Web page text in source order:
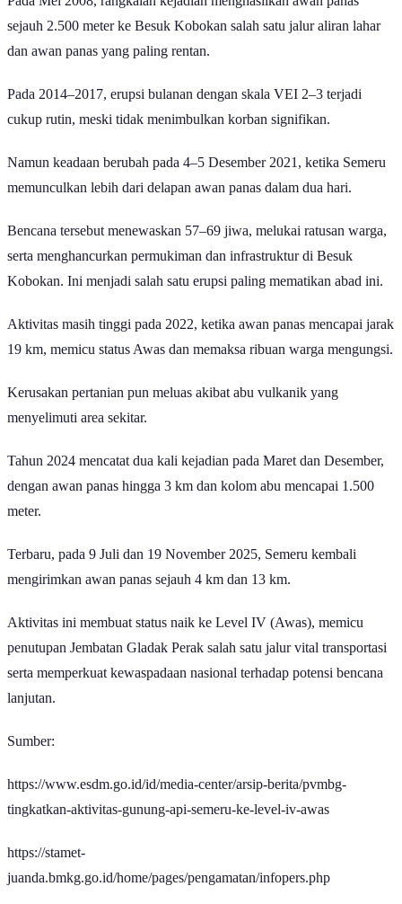
sejauh 2.500 meter ke Besuk Kobokan salah satu jalur aliran lahar
dan awan panas yang paling rentan.
Pada 2014–2017, erupsi bulanan dengan skala VEI 2–3 terjadi
cukup rutin, meski tidak menimbulkan korban signifikan.
Namun keadaan berubah pada 4–5 Desember 2021, ketika Semeru
memunculkan lebih dari delapan awan panas dalam dua hari.
Bencana tersebut menewaskan 57–69 jiwa, melukai ratusan warga,
serta menghancurkan permukiman dan infrastruktur di Besuk
Kobokan. Ini menjadi salah satu erupsi paling mematikan abad ini.
Aktivitas masih tinggi pada 2022, ketika awan panas mencapai jarak
19 km, memicu status Awas dan memaksa ribuan warga mengungsi.
Kerusakan pertanian pun meluas akibat abu vulkanik yang
menyelimuti area sekitar.
Tahun 2024 mencatat dua kali kejadian pada Maret dan Desember,
dengan awan panas hingga 3 km dan kolom abu mencapai 1.500
meter.
Terbaru, pada 9 Juli dan 19 November 2025, Semeru kembali
mengirimkan awan panas sejauh 4 km dan 13 km.
Aktivitas ini membuat status naik ke Level IV (Awas), memicu
penutupan Jembatan Gladak Perak salah satu jalur vital transportasi
serta memperkuat kewaspadaan nasional terhadap potensi bencana
lanjutan.
Sumber:
https://www.esdm.go.id/id/media-center/arsip-berita/pvmbg-
tingkatkan-aktivitas-gunung-api-semeru-ke-level-iv-awas
https://stamet-
juanda.bmkg.go.id/home/pages/pengamatan/infopers.php